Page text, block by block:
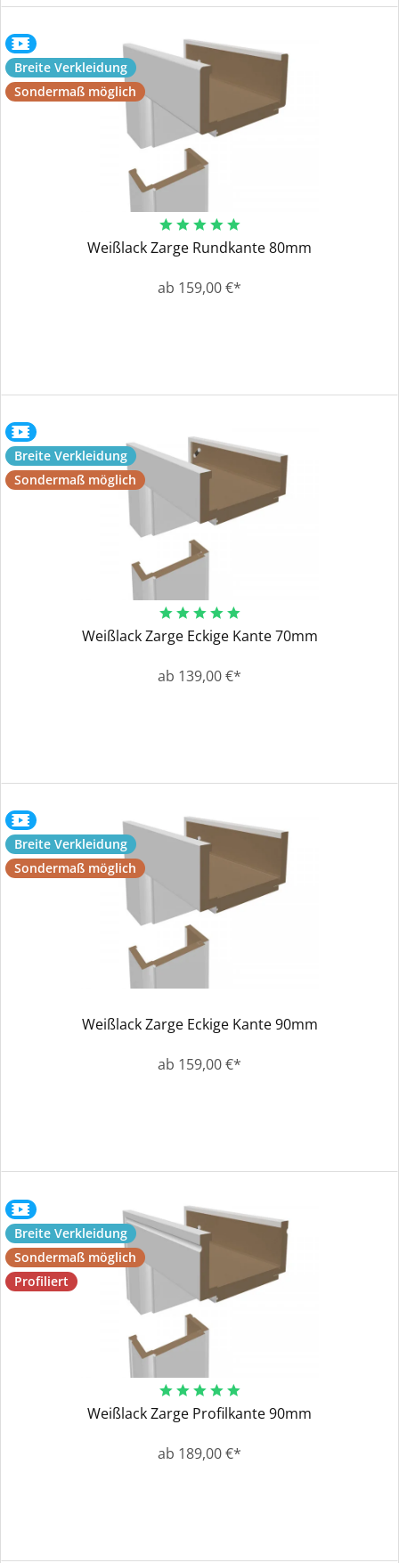
Breite Verkleidung
Sondermaß möglich
Weißlack Zarge Rundkante 80mm
ab 159,00 €*
Breite Verkleidung
Sondermaß möglich
Weißlack Zarge Eckige Kante 70mm
ab 139,00 €*
Breite Verkleidung
Sondermaß möglich
Weißlack Zarge Eckige Kante 90mm
ab 159,00 €*
Breite Verkleidung
Sondermaß möglich
Profiliert
Weißlack Zarge Profilkante 90mm
ab 189,00 €*